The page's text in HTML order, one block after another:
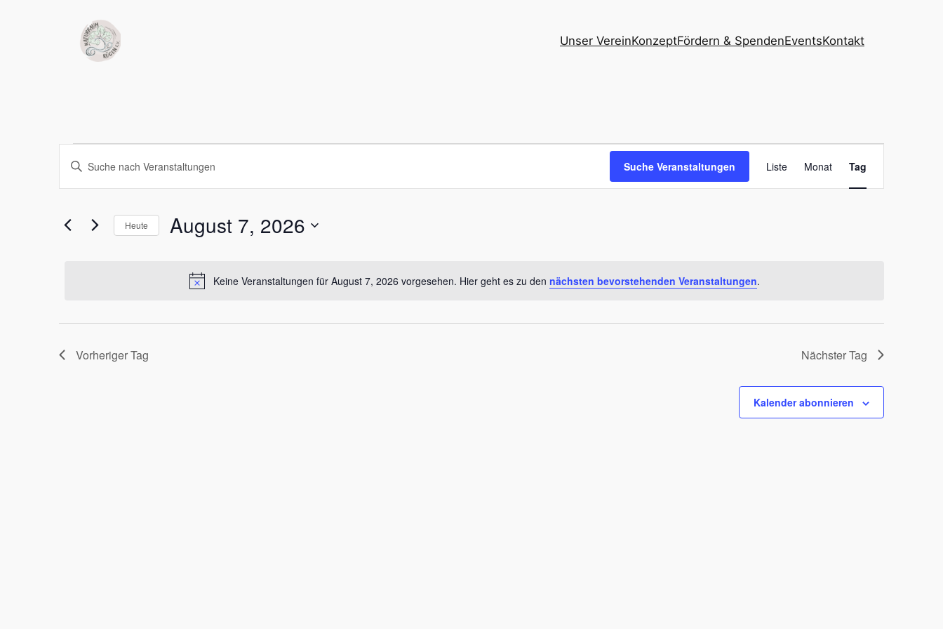
Unser VereinKonzeptFördern & SpendenEventsKontakt
Veranstaltungen
for
August
2026
Notice
Keine Veranstaltungen für August 7, 2026 vorgesehen. Hier geht es zu den nächsten bevorstehenden Veranstaltungen.
Veranstaltungen
Suche
und
Navigation
Bitte
Suche
nach
Suche Veranstaltungen
Ansichten-
Liste Monat Tag
Heute August 7, 2026
Vorheriger Tag Nächster Tag
Kalender abonnieren